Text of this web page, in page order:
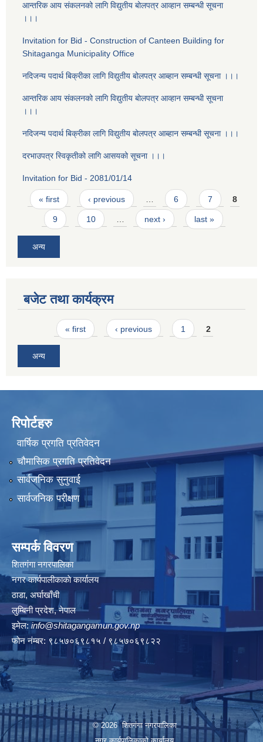
आन्तरिक आय संकलनको लागि विद्युतीय बोलपत्र आव्हान सम्बन्धी सूचना
।।।
Invitation for Bid - Construction of Canteen Building for
Shitaganga Municipality Office
नदिजन्य पदार्थ बिक्रीका लागि विद्युतीय बोलपत्र आब्हान सम्बन्धी सूचना ।।।
आन्तरिक आय संकलनको लागि विद्युतीय बोलपत्र आव्हान सम्बन्धी सूचना
।।।
नदिजन्य पदार्थ बिक्रीका लागि विद्युतीय बोलपत्र आब्हान सम्बन्धी सूचना ।।।
दरभाउपत्र स्विकृतीको लागि आसयको सूचना ।।।
Invitation for Bid - 2081/01/14
Pages
« first ‹ previous … 6 7 8
9 10 … next › last »
अन्य
बजेट तथा कार्यक्रम
Pages« first ‹ previous 1 2
अन्य
रिपोर्टहरु
वार्षिक प्रगति प्रतिवेदन
चौमासिक प्रगति प्रतिवेदन
सार्वजनिक सुनुवाई
सार्वजनिक परीक्षण
सम्पर्क विवरण
शितगंगा नगरपालिका
नगर कार्यपालीकाकाे कार्यालय
ठाडा, अर्घाखाँची
लुम्बिनी प्रदेश, नेपाल
इमेल: info@shitagangamun.gov.np
फोन नंम्बर: ९८५७०६९८१५ / ९८५७०६९८२२
© 2026 शितगंगा नगरपालिका